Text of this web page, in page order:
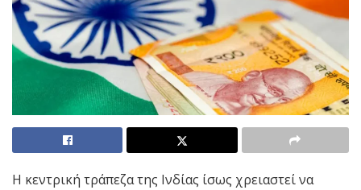
Η κεντρική τράπεζα της Ινδίας ίσως χρειαστεί να